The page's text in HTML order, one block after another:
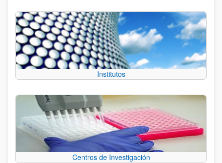
Institutos
Centros de Investigación